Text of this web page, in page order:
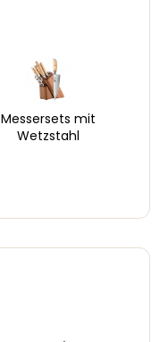
Messersets mit
Wetzstahl